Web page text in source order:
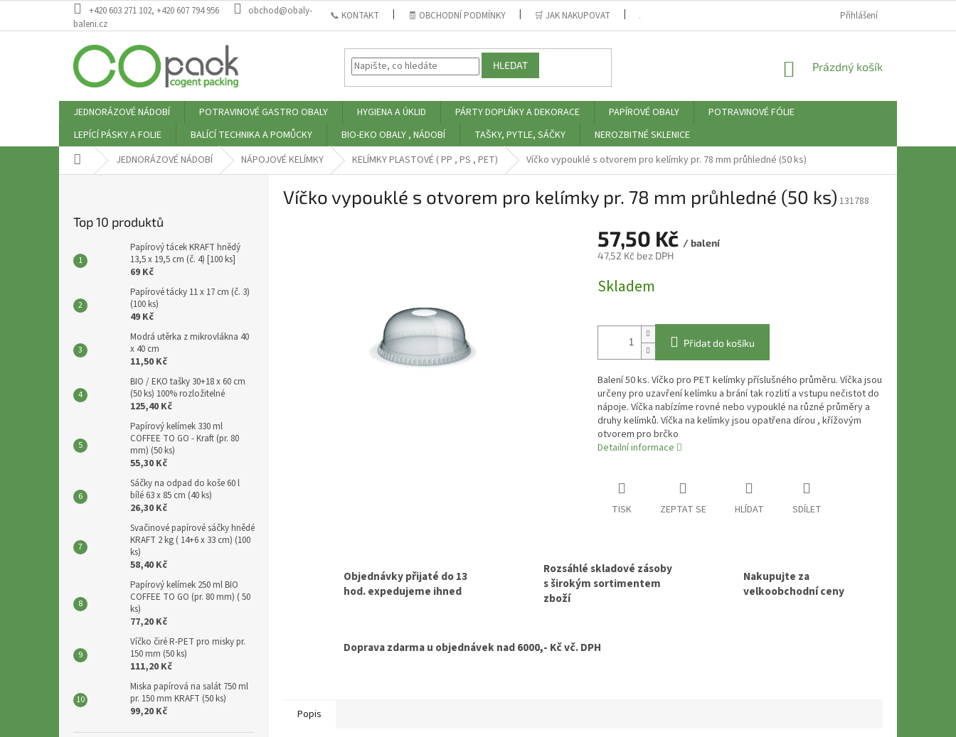
obsah
+420 603 271 102, +420 607 794 956
obchod@obaly-
baleni.cz
📞 KONTAKT 🧾 OBCHODNÍ PODMÍNKY 🛒 JAK NAKUPOVAT ⚠️ ZÁSADY PRÁCE S OSOBNÍMI ÚDAJI (GDPR) Přihlášení
HLEDAT
NÁKUPNÍ
Prázdný košík
JEDNORÁZOVÉ NÁDOBÍ POTRAVINOVÉ GASTRO OBALY HYGIENA A ÚKLID PÁRTY DOPLŇKY A DEKORACE PAPÍROVÉ OBALY
POTRAVINOVÉ FÓLIE
LEPÍCÍ PÁSKY A FOLIE
BALÍCÍ TECHNIKA A POMŮCKY BIO-EKO OBALY , NÁDOBÍ TAŠKY, PYTLE, SÁČKY
NEROZBITNÉ SKLENICE
Domů JEDNORÁZOVÉ NÁDOBÍ NÁPOJOVÉ KELÍMKY KELÍMKY PLASTOVÉ ( PP , PS , PET) Víčko vypouklé s otvorem pro kelímky pr. 78 mm průhledné (50 ks)
Top 10 produktů
Papírový tácek KRAFT hnědý
13,5 x 19,5 cm (č. 4) [100 ks]
69 Kč
Papírové tácky 11 x 17 cm (č. 3)
(100 ks)
49 Kč
Modrá utěrka z mikrovlákna 40
x 40 cm
11,50 Kč
BIO / EKO tašky 30+18 x 60 cm
(50 ks) 100% rozložitelné
125,40 Kč
Papírový kelímek 330 ml
COFFEE TO GO - Kraft (pr. 80
mm) (50 ks)
55,30 Kč
Sáčky na odpad do koše 60 l
bílé 63 x 85 cm (40 ks)
26,30 Kč
Svačinové papírové sáčky hnědé
KRAFT 2 kg ( 14+6 x 33 cm) (100
ks)
58,40 Kč
Papírový kelímek 250 ml BIO
COFFEE TO GO (pr. 80 mm) ( 50
ks)
77,20 Kč
Víčko čiré R-PET pro misky pr.
150 mm (50 ks)
111,20 Kč
Miska papírová na salát 750 ml
pr. 150 mm KRAFT (50 ks)
99,20 Kč
Víčko vypouklé s otvorem pro kelímky pr. 78 mm průhledné (50 ks) 131788
57,50 Kč / balení
47,52 Kč bez DPH
cena:
Skladem
Přidat do košíku
Balení 50 ks. Víčko pro PET kelímky příslušného průměru. Víčka jsou
určeny pro uzavření kelímku a brání tak rozlití a vstupu nečistot do
nápoje. Víčka nabízíme rovné nebo vypouklé na různé průměry a
druhy kelímků. Víčka na kelímky jsou opatřena dírou , křížovým
otvorem pro brčko
Detailní informace
TISK ZEPTAT SE HLÍDAT SDÍLET
Objednávky přijaté do 13
hod. expedujeme ihned
Rozsáhlé skladové zásoby
s širokým sortimentem
zboží
Nakupujte za
velkoobchodní ceny
Doprava zdarma u objednávek nad 6000,- Kč vč. DPH
Popis